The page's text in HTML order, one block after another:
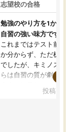
志望校の合格
勉強のやり方を1から教
自習の強い味方です。
これまではテスト前に何
か分からず、ただ机に座
でしたが、キミノスクー
らは自習の質が劇的に変
を明確にしてくれるの
投稿日：